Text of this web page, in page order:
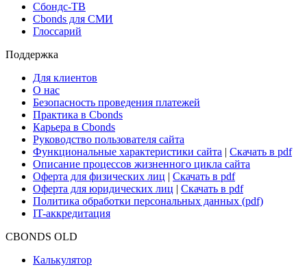
Новости рынка
Research Hub
Сбондс-ТВ
Глоссарий
Поддержка
Для клиентов
О нас
Безопасность проведения платежей
Практика в Cbonds
Карьера в Cbonds
Руководство пользователя сайта
Функциональные характеристики сайта|Скачать в pdf
Описание процессов жизненного цикла сайта
Оферта для юридических лиц
IT-аккредитация